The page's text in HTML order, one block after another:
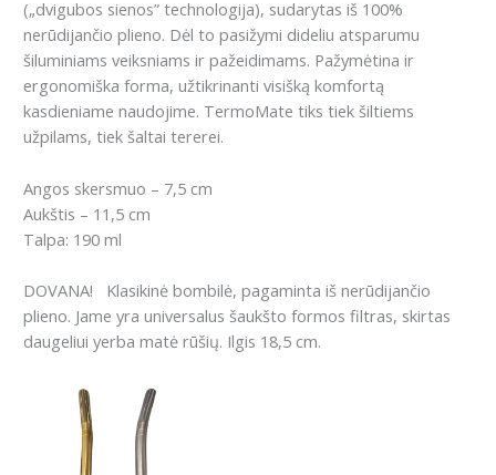
(„dvigubos sienos” technologija), sudarytas iš 100%
nerūdijančio plieno. Dėl to pasižymi dideliu atsparumu
šiluminiams veiksniams ir pažeidimams. Pažymėtina ir
ergonomiška forma, užtikrinanti visišką komfortą
kasdieniame naudojime. TermoMate tiks tiek šiltiems
užpilams, tiek šaltai tererei.
Angos skersmuo – 7,5 cm
Aukštis – 11,5 cm
Talpa: 190 ml
DOVANA! Klasikinė bombilė, pagaminta iš nerūdijančio
plieno. Jame yra universalus šaukšto formos filtras, skirtas
daugeliui yerba matė rūšių. Ilgis 18,5 cm.